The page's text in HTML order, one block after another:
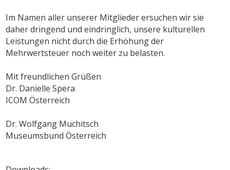
Im Namen aller unserer Mitglieder ersuchen wir sie
daher dringend und eindringlich, unsere kulturellen
Leistungen nicht durch die Erhöhung der
Mehrwertsteuer noch weiter zu belasten.
Mit freundlichen Grüßen
Dr. Danielle Spera
ICOM Österreich
Dr. Wolfgang Muchitsch
Museumsbund Österreich